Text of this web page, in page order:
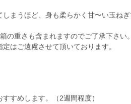
まうほど、身も柔らかく甘〜い玉ねぎ
の重さも含まれますのでご了承下さい。
はご遠慮させて頂いております。
すめします。（2週間程度）